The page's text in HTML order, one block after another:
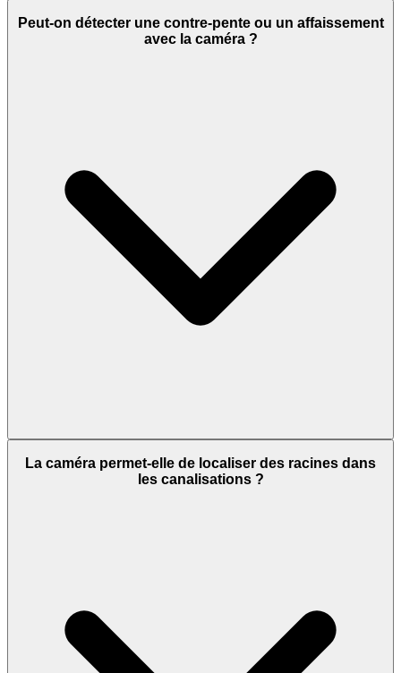
Peut-on détecter une contre-pente ou un affaissement
avec la caméra ?
La caméra permet-elle de localiser des racines dans
les canalisations ?